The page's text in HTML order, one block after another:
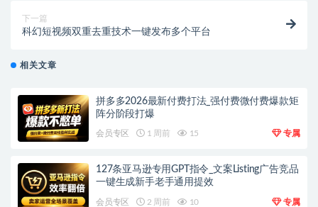
下一篇
科幻短视频双重去重技术一键发布多个平台
相关文章
拼多多2026最新付费打法_强付费微付费爆款矩
阵分阶段打爆
会员专区 1 周前 15 专属
127条亚马逊专用GPT指令_文案Listing广告竞品
一键生成新手老手通用提效
会员专区 2 周前 10 专属